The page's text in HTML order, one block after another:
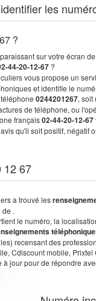
les
?
sur votre écran
44-20-12-67 ?
vous propose un
et identifie le
0244201267, soit
de téléphone, ou
français02-44-20-12-67
qu'il soit positif, négatif
12 67
a trouvé les
.
le numéro, la
recensant des
Cdiscount mobile,
jour pour de répondre